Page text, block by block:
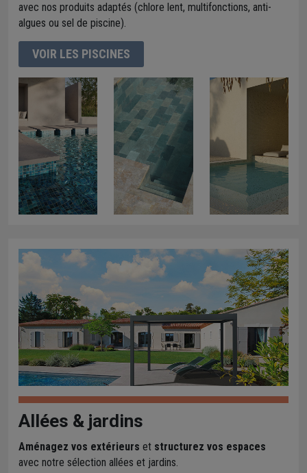
avec nos produits adaptés (chlore lent, multifonctions, anti-
algues ou sel de piscine).
VOIR LES PISCINES
Allées & jardins
Aménagez vos extérieurs et structurez vos espaces
avec notre sélection allées et jardins.